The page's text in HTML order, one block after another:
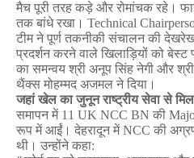
मैच पूरी तरह कड़े और रोमांचक रहे।
तक बांधे रखा। Technical
टीम ने पूर्ण तकनीकी संचालन की
प्रदर्शन करने वाले खिलाड़ियों को बेस्ट
का समन्वय श्री अनूप सिंह नेगी और श्री
थैंक्स मोहम्मद अजमल ने दिया।
जहां खेल का जुनून राष्ट्रीय सेवा से
समापन में 11 UK NCC BN की
रूप में आईं। देहरादून में NCC की
थी। उन्होंने कहा: